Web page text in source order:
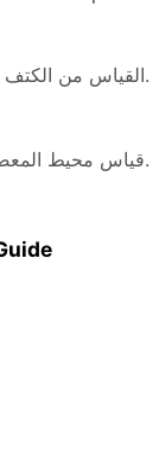
القياس من الكتف إلى الإبط، ومن ثم العودة إلى الكتف.
قياس محيط المعصم.